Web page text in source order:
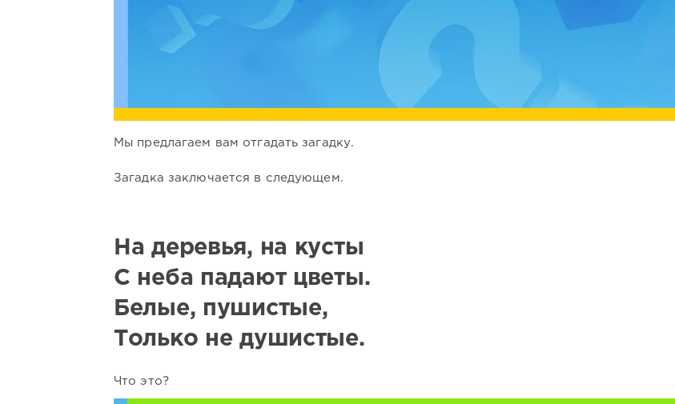
Мы предлагаем вам отгадать загадку.
Загадка заключается в следующем.
На деревья, на кусты
С неба падают цветы.
Белые, пушистые,
Только не душистые.
Что это?